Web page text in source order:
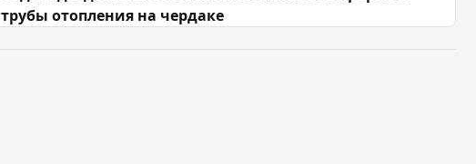
трубы отопления на чердаке